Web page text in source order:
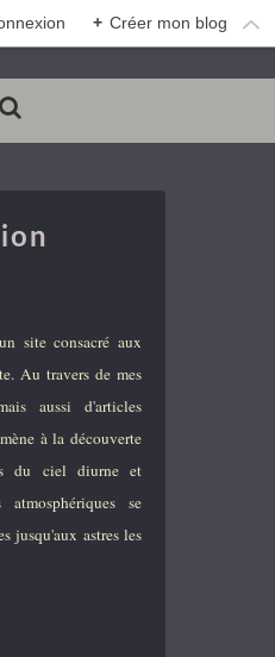
+ Créer mon blog
site consacré aux
Au travers de mes
aussi d'articles
à la découverte
du ciel diurne et
se
jusqu'aux astres les